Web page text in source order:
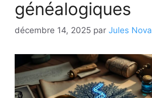
généalogiques
décembre 14, 2025 par Jules Nova